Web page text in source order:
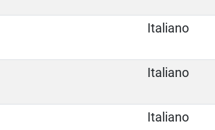
Italiano
Italiano
Italiano